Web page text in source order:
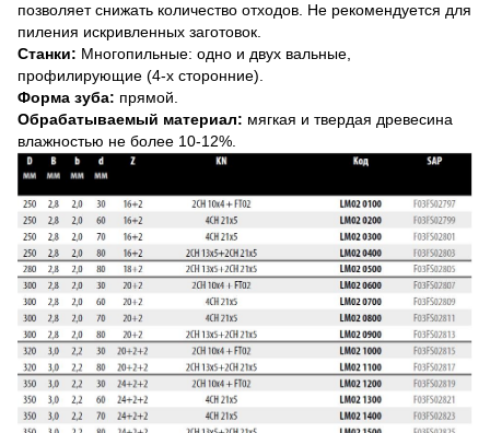
позволяет снижать количество отходов. Не рекомендуется для
пиления искривленных заготовок.
Станки: Многопильные: одно и двух вальные,
профилирующие (4-х сторонние).
Форма зуба: прямой.
Обрабатываемый материал: мягкая и твердая древесина
влажностью не более 10-12%.